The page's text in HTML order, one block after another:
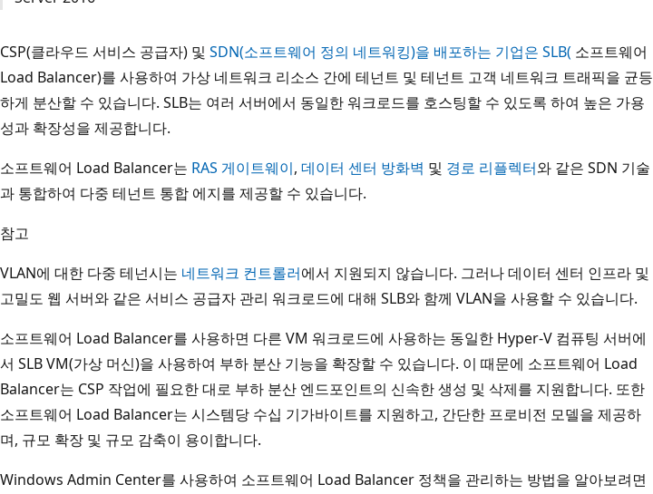
CSP(클라우드 서비스 공급자) 및 SDN(소프트웨어 정의 네트워킹)을 배포하는 기업은 SLB( 소프트웨어
Load Balancer)를 사용하여 가상 네트워크 리소스 간에 테넌트 및 테넌트 고객 네트워크 트래픽을 균등
하게 분산할 수 있습니다. SLB는 여러 서버에서 동일한 워크로드를 호스팅할 수 있도록 하여 높은 가용
성과 확장성을 제공합니다.
소프트웨어 Load Balancer는 RAS 게이트웨이, 데이터 센터 방화벽 및 경로 리플렉터와 같은 SDN 기술
과 통합하여 다중 테넌트 통합 에지를 제공할 수 있습니다.
참고
VLAN에 대한 다중 테넌시는 네트워크 컨트롤러에서 지원되지 않습니다. 그러나 데이터 센터 인프라 및
고밀도 웹 서버와 같은 서비스 공급자 관리 워크로드에 대해 SLB와 함께 VLAN을 사용할 수 있습니다.
소프트웨어 Load Balancer를 사용하면 다른 VM 워크로드에 사용하는 동일한 Hyper-V 컴퓨팅 서버에
서 SLB VM(가상 머신)을 사용하여 부하 분산 기능을 확장할 수 있습니다. 이 때문에 소프트웨어 Load
Balancer는 CSP 작업에 필요한 대로 부하 분산 엔드포인트의 신속한 생성 및 삭제를 지원합니다. 또한
소프트웨어 Load Balancer는 시스템당 수십 기가바이트를 지원하고, 간단한 프로비전 모델을 제공하
며, 규모 확장 및 규모 감축이 용이합니다.
Windows Admin Center를 사용하여 소프트웨어 Load Balancer 정책을 관리하는 방법을 알아보려면